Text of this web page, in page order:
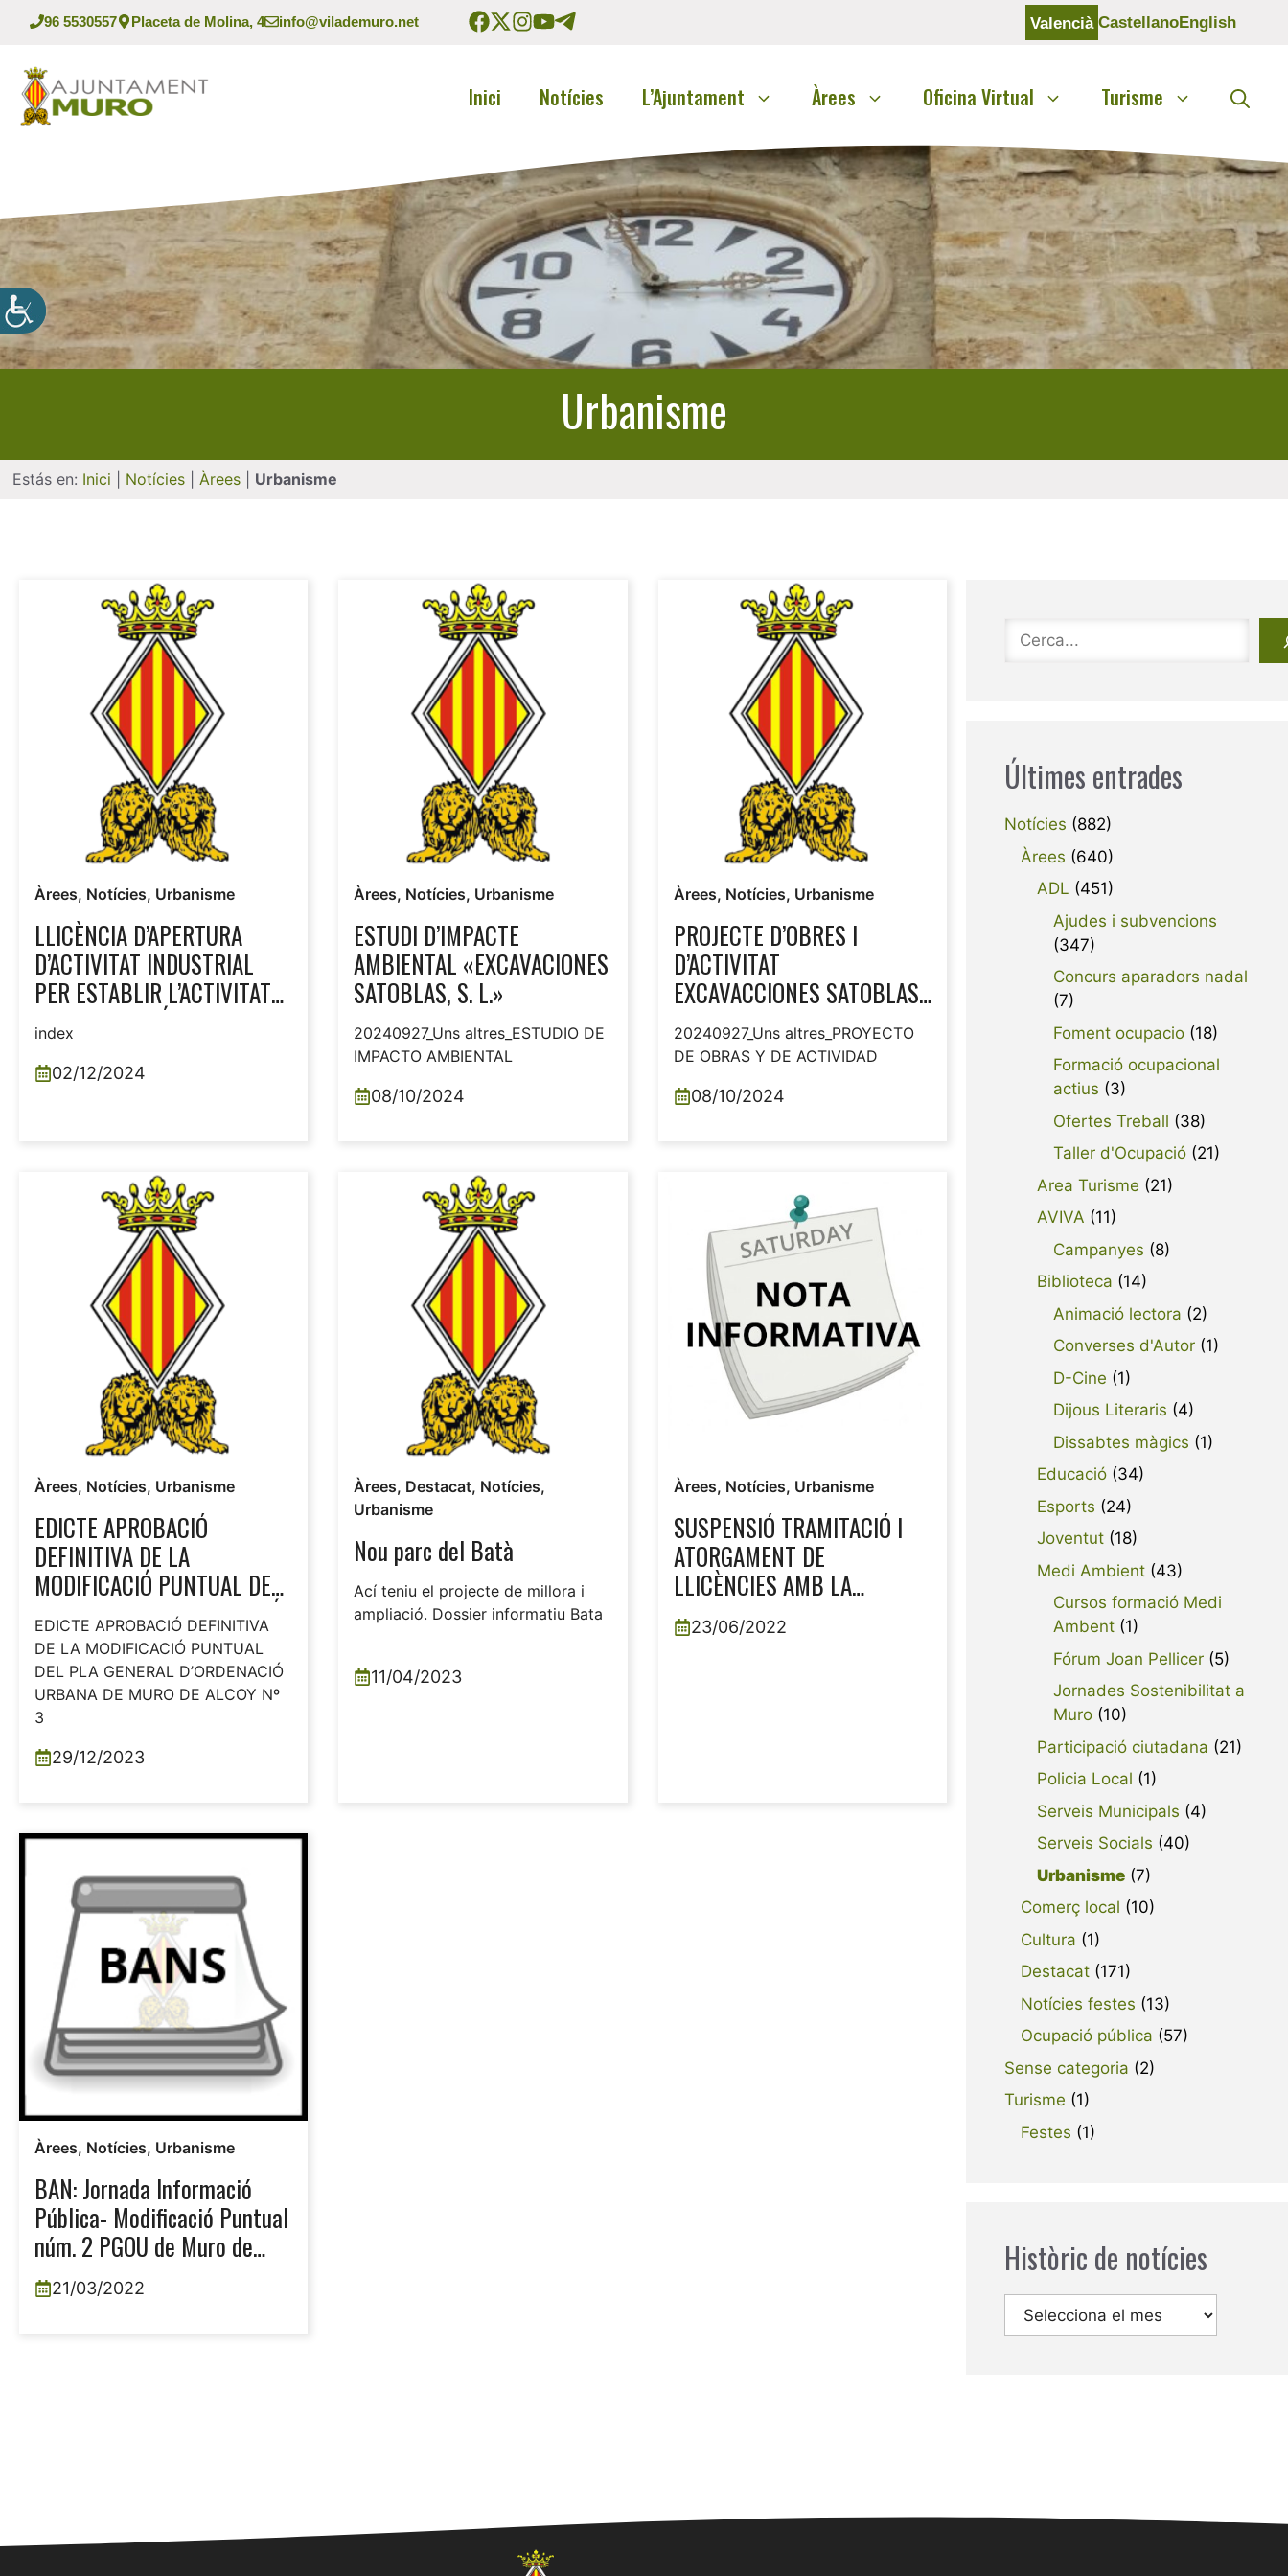
96 5530557 Placeta de Molina, 4 info@vilademuro.net Valencià CastellanoEnglish
Inici Notícies L’Ajuntament Àrees Oficina Virtual Turisme
Urbanisme
Estás en: Inici Notícies Àrees Urbanisme
Àrees, Notícies, Urbanisme
LLICÈNCIA D’APERTURA
D’ACTIVITAT INDUSTRIAL
PER ESTABLIR L’ACTIVITAT
DE FABRICACIÓ DE TEIXITS,
EN CARRER DE L’ESTAMPAT,
13 I CARRER DE LA FUSTA,
index
02/12/2024
Àrees, Notícies, Urbanisme
ESTUDI D’IMPACTE
AMBIENTAL «EXCAVACIONES
SATOBLAS, S. L.»
20240927_Uns altres_ESTUDIO DE
IMPACTO AMBIENTAL
08/10/2024
Àrees, Notícies, Urbanisme
PROJECTE D’OBRES I
D’ACTIVITAT
EXCAVACCIONES SATOBLAS,
S. L.
20240927_Uns altres_PROYECTO
DE OBRAS Y DE ACTIVIDAD
08/10/2024
Àrees, Notícies, Urbanisme
EDICTE APROBACIÓ
DEFINITIVA DE LA
MODIFICACIÓ PUNTUAL DEL
PLA GENERAL D’ORDENACIÓ
URBANA DE MURO DE ALCOY
Nº 3
EDICTE APROBACIÓ DEFINITIVA
DE LA MODIFICACIÓ PUNTUAL
DEL PLA GENERAL D’ORDENACIÓ
URBANA DE MURO DE ALCOY Nº
3
29/12/2023
Àrees, Destacat, Notícies,
Urbanisme
Nou parc del Batà
Ací teniu el projecte de millora i
ampliació. Dossier informatiu Bata
11/04/2023
Àrees, Notícies, Urbanisme
SUSPENSIÓ TRAMITACIÓ I
ATORGAMENT DE
LLICÈNCIES AMB LA
FINALITAT DE FACILITAR
L’ESTUDI O REFORMA DE
23/06/2022
Àrees, Notícies, Urbanisme
BAN: Jornada Informació
Pública- Modificació Puntual
núm. 2 PGOU de Muro de
Alcoy
21/03/2022
Cerca
Últimes entrades
Notícies (882)
Àrees (640)
ADL (451)
Ajudes i subvencions
(347)
Concurs aparadors nadal
(7)
Foment ocupacio (18)
Formació ocupacional
actius (3)
Ofertes Treball (38)
Taller d'Ocupació (21)
Area Turisme (21)
AVIVA (11)
Campanyes (8)
Biblioteca (14)
Animació lectora (2)
Converses d'Autor (1)
D-Cine (1)
Dijous Literaris (4)
Dissabtes màgics (1)
Educació (34)
Esports (24)
Joventut (18)
Medi Ambient (43)
Cursos formació Medi
Ambent (1)
Fórum Joan Pellicer (5)
Jornades Sostenibilitat a
Muro (10)
Participació ciutadana (21)
Policia Local (1)
Serveis Municipals (4)
Serveis Socials (40)
Urbanisme (7)
Comerç local (10)
Cultura (1)
Destacat (171)
Notícies festes (13)
Ocupació pública (57)
Sense categoria (2)
Turisme (1)
Festes (1)
Històric de notícies
Arxius